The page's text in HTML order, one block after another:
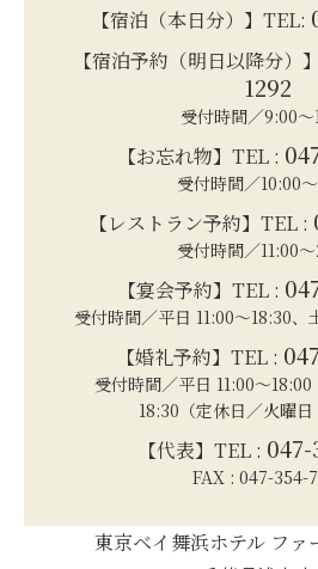
【宿泊（本日分）】TEL:
【宿泊予約（明日以降分）
1292
受付時間／9:00～
【お忘れ物】TEL :
受付時間／10:00
【レストラン予約】TEL :
受付時間／11:00
【宴会予約】TEL :
受付時間／平日 11:00～18:30、
【婚礼予約】TEL :
受付時間／平日 11:00～
18:30（定休日／火曜日
【代表】TEL : 047-
FAX : 047-354-
東京ベイ舞浜ホテル ファ